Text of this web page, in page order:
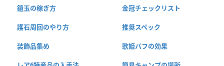
鎧玉の稼ぎ方 金冠チェックリスト
護石周回のやり方 推奨スペック
装飾品集め 歌姫バフの効果